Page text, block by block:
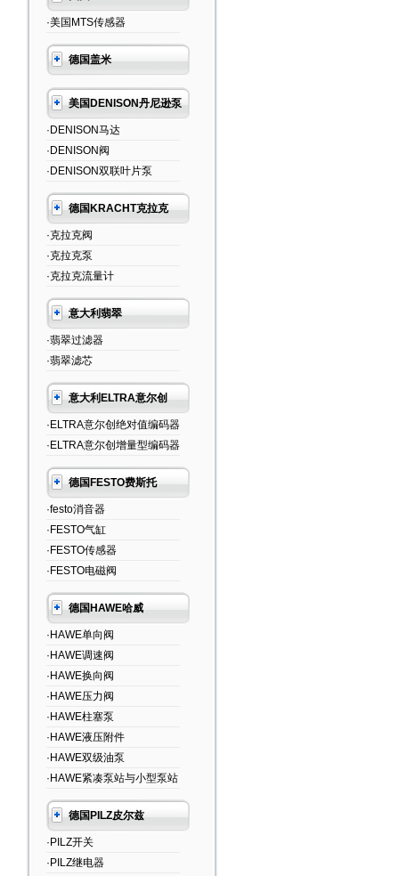
·美国MTS传感器
德国盖米
美国DENISON丹尼逊泵
·DENISON马达
·DENISON阀
·DENISON双联叶片泵
德国KRACHT克拉克
·克拉克阀
·克拉克泵
·克拉克流量计
意大利翡翠
·翡翠过滤器
·翡翠滤芯
意大利ELTRA意尔创
·ELTRA意尔创绝对值编码器
·ELTRA意尔创增量型编码器
德国FESTO费斯托
·festo消音器
·FESTO气缸
·FESTO传感器
·FESTO电磁阀
德国HAWE哈威
·HAWE单向阀
·HAWE调速阀
·HAWE换向阀
·HAWE压力阀
·HAWE柱塞泵
·HAWE液压附件
·HAWE双级油泵
·HAWE紧凑泵站与小型泵站
德国PILZ皮尔兹
·PILZ开关
·PILZ继电器